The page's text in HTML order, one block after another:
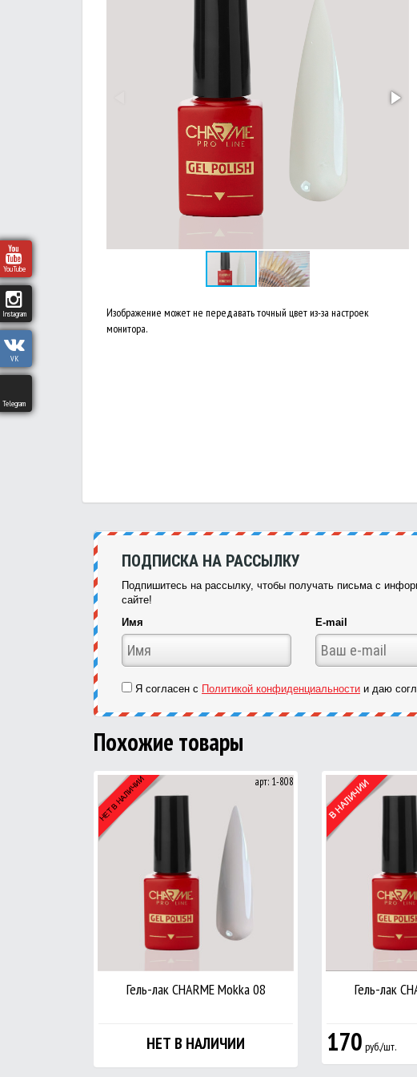
YouTube
Instagram
VK
Telegram
Изображение может не передавать точный цвет из-за настроек
монитора.
ПОДПИСКА НА РАССЫЛКУ
Подпишитесь на рассылку, чтобы получать письма с
сайте!
Имя
E-mail
Я согласен с Политикой конфиденциальности и даю
Похожие товары
арт: 1-808
Гель-лак CHARME Mokka 08
НЕТ В НАЛИЧИИ
Гель-лак
170 руб./шт.